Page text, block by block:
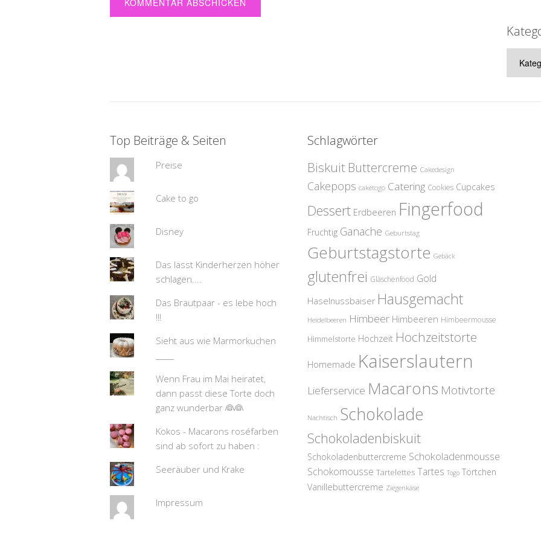
Top Beiträge & Seiten
Preise
Cake to go
Disney
Das lässt Kinderherzen höher
schlagen....
Das Brautpaar - es lebe hoch
!!!
Sieht aus wie Marmorkuchen
Wenn Frau im Mai heiratet,
dann passt diese Torte doch
ganz wunderbar 👰👰
Kokos - Macarons roséfarben
sind ab sofort zu haben :
Seeräuber und Krake
Impressum
Schlagwörter
Biskuit Buttercreme Cakedesign
Cakepops caketogo Catering Cookies Cupcakes
Dessert Erdbeeren Fingerfood
Fruchtig Ganache Geburtstag
Geburtstagstorte Gebäck
glutenfrei Gläschenfood Gold
Haselnussbaiser Hausgemacht
Heidelbeeren Himbeer Himbeeren Himbeermousse
Himmelstorte Hochzeit Hochzeitstorte
Homemade Kaiserslautern
Lieferservice Macarons Motivtorte
Nachtisch Schokolade
Schokoladenbiskuit
Schokoladenbuttercreme Schokoladenmousse
Schokomousse Tartelettes Tartes Togo Törtchen
Vanillebuttercreme Ziegenkäse